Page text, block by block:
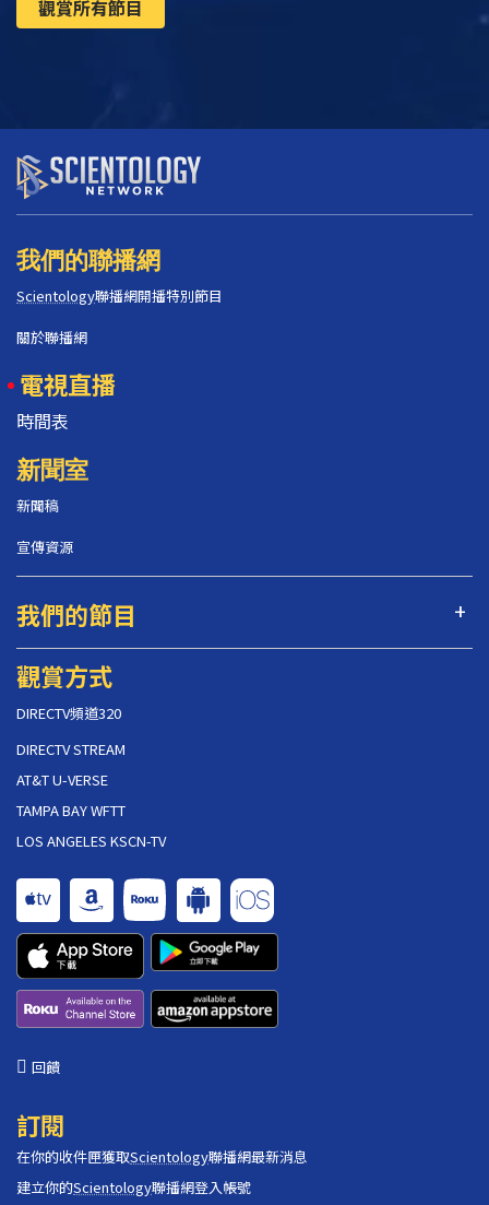
觀賞所有節目
我們的聯播網
Scientology聯播網開播特別節目
關於聯播網
電視直播
時間表
新聞室
新聞稿
宣傳資源
我們的節目
觀賞方式
DIRECTV頻道320
DIRECTV STREAM
AT&T U-VERSE
TAMPA BAY WFTT
LOS ANGELES KSCN-TV
回饋
訂閱
在你的收件匣獲取Scientology聯播網最新消息
建立你的Scientology聯播網登入帳號